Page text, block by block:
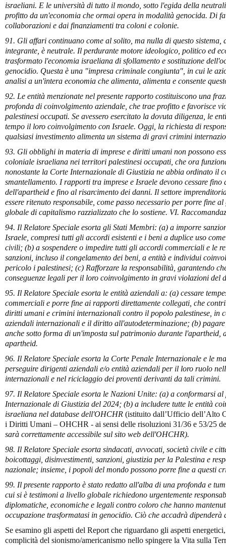
israeliani. E le università di tutto il mondo, sotto l'egida della
profitto da un'economia che ormai opera in modalità genocida. Di
collaborazioni e dai finanziamenti tra coloni e colonie.
91. Gli affari continuano come al solito, ma nulla di questo sistema,
integrante, è neutrale. Il perdurante motore ideologico, politico ed
trasformato l'economia israeliana di sfollamento e sostituzione
genocidio. Questa è una "impresa criminale congiunta", in cui le
analisi a un'intera economia che alimenta, alimenta e consente
92. Le entità menzionate nel presente rapporto costituiscono una
profonda di coinvolgimento aziendale, che trae profitto e favorisce
palestinesi occupati. Se avessero esercitato la dovuta diligenza, le
tempo il loro coinvolgimento con Israele. Oggi, la richiesta di
qualsiasi investimento alimenta un sistema di gravi crimini
93. Gli obblighi in materia di imprese e diritti umani non possono
coloniale israeliana nei territori palestinesi occupati, che ora
nonostante la Corte Internazionale di Giustizia ne abbia ordinato il
smantellamento. I rapporti tra imprese e Israele devono cessare fino
dell'apartheid e fino al risarcimento dei danni. Il settore
essere ritenuto responsabile, come passo necessario per porre fine
globale di capitalismo razzializzato che lo sostiene. VI.
94. Il Relatore Speciale esorta gli Stati Membri: (a) a imporre
Israele, compresi tutti gli accordi esistenti e i beni a duplice uso
civili; (b) a sospendere o impedire tutti gli accordi commerciali e le
sanzioni, incluso il congelamento dei beni, a entità e individui
pericolo i palestinesi; (c) Rafforzare la responsabilità, garantendo
conseguenze legali per il loro coinvolgimento in gravi violazioni del
95. Il Relatore Speciale esorta le entità aziendali a: (a) cessare
commerciali e porre fine ai rapporti direttamente collegati, che
diritti umani e crimini internazionali contro il popolo palestinese, in
aziendali internazionali e il diritto all'autodeterminazione; (b)
anche sotto forma di un'imposta sul patrimonio durante l'apartheid,
apartheid.
96. Il Relatore Speciale esorta la Corte Penale Internazionale e le
perseguire dirigenti aziendali e/o entità aziendali per il loro ruolo
internazionali e nel riciclaggio dei proventi derivanti da tali crimini.
97. Il Relatore Speciale esorta le Nazioni Unite: (a) a conformarsi
Internazionale di Giustizia del 2024; (b) a includere tutte le entità
israeliana nel database dell'OHCHR (istituito dall’Ufficio dell’Alto
i Diritti Umani – OHCHR - ai sensi delle risoluzioni 31/36 e 53/25
sarà correttamente accessibile sul sito web dell'OHCHR).
98. Il Relatore Speciale esorta sindacati, avvocati, società civile e
boicottaggi, disinvestimenti, sanzioni, giustizia per la Palestina e
nazionale; insieme, i popoli del mondo possono porre fine a questi
99. Il presente rapporto è stato redatto all'alba di una profonda e
cui si è testimoni a livello globale richiedono urgentemente
diplomatiche, economiche e legali contro coloro che hanno
occupazione trasformatasi in genocidio. Ciò che accadrà dipenderà
Se esamino gli aspetti del Report che riguardano gli aspetti
complicità del sionismo/americanismo nello spingere la Vita sulla